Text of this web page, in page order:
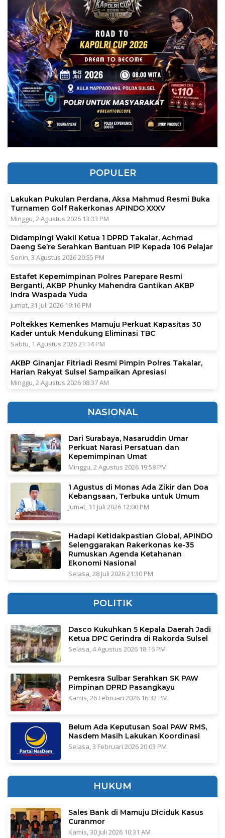
POPULER
Lakukan Pukulan Perdana, Aksa Mahmud Resmi Buka
Turnamen Golf Rakerkonas APINDO XXXV
Minggu, 2 Agustus 2026 13:33 PM
Didampingi Wakil Ketua 1 DPRD Takalar, Achmad
Daeng Se’re Serahkan Bantuan PIP Kepada 106 Pelajar
Senin, 3 Agustus 2026 20:55 PM
Estafet Kepemimpinan Polres Parepare Resmi
Berganti, AKBP Phunky Mahendra Gantikan AKBP
Indra Waspada Yuda
Jumat, 31 Juli 2026 19:16 PM
Poltekkes Kemenkes Mamuju Perkuat Kapasitas 30
Kader untuk Mendukung Eliminasi TBC
Sabtu, 1 Agustus 2026 21:14 PM
AKBP Ginanjar Fitriadi Resmi Pimpin Polres Takalar,
Harian Rakyat Sulsel Sampaikan Apresiasi
Minggu, 2 Agustus 2026 08:37 AM
NASIONAL
Dari Surabaya, Nasaruddin Umar
Perkuat Narasi Persatuan dan
Kepemimpinan Umat
Minggu, 2 Agustus 2026 19:58 PM
1 Agustus di Monas Ada Zikir dan Doa
Kebangsaan, Terbuka untuk Umum
Jumat, 31 Juli 2026 12:00 PM
Hadapi Ketidakpastian Global, APINDO
Selenggarakan Rakerkonas ke-35
Rumuskan Agenda Ketahanan
Ekonomi Nasional
Selasa, 28 Juli 2026 21:30 PM
POLITIK
Dasco Kukuhkan 5 Kepala Daerah Jadi
Ketua DPC Gerindra di Rakorda Sulsel
Selasa, 4 Agustus 2026 18:16 PM
Pemkesra Sulbar Serahkan SK PAW
Pimpinan DPRD Pasangkayu
Kamis, 26 Februari 2026 16:32 PM
Belum Ada Keputusan Soal PAW RMS,
Nasdem Masih Lakukan Koordinasi
Selasa, 3 Februari 2026 20:03 PM
HUKUM
Sales Bank di Mamuju Diciduk Kasus
Curanmor
Kamis, 30 Juli 2026 10:31 AM